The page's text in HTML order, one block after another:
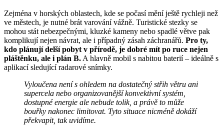
Zejména v horských oblastech, kde se počasí mění ještě rychleji než
ve městech, je nutné brát varování vážně. Turistické stezky se
mohou stát nebezpečnými, kluzké kameny nebo spadlé větve pak
komplikují nejen návrat, ale i případný zásah záchranářů. Pro ty,
kdo plánují delší pobyt v přírodě, je dobré mít po ruce nejen
pláštěnku, ale i plán B. A hlavně mobil s nabitou baterií – ideálně s
aplikací sledující radarové snímky.
​Vyloučena není s ohledem na dostatečný střih větru ani
supercela nebo organizovanější konvektivní systém,
dostupné energie ale nebude tolik, a právě to může
bouřky nakonec limitovat. Tyto situace nicméně dokáží
překvapit, tak uvidíme.